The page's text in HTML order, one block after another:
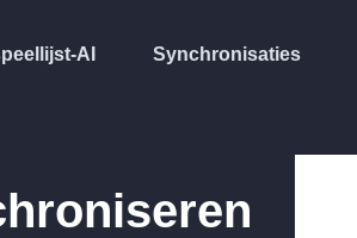
AI Synchronisaties